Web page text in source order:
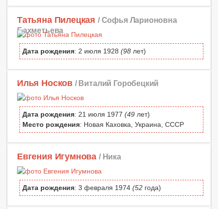
Татьяна Пилецкая / Софья Ларионовна
Бахметьева
Дата рождения: 2 июля 1928 (98 лет)
Илья Носков / Виталий Горобецкий
Дата рождения: 21 июля 1977 (49 лет)
Место рождения: Новая Каховка, Украина, СССР
Евгения Игумнова / Ника
Дата рождения: 3 февраля 1974 (52 года)